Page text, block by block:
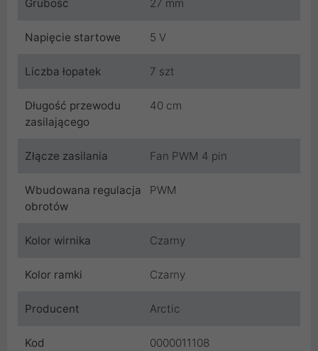
Grubość 27 mm
Napięcie startowe 5 V
Liczba łopatek 7 szt
Długość przewodu
zasilającego
40 cm
Złącze zasilania Fan PWM 4 pin
Wbudowana regulacja
obrotów
PWM
Kolor wirnika Czarny
Kolor ramki Czarny
Producent Arctic
Kod 0000011108